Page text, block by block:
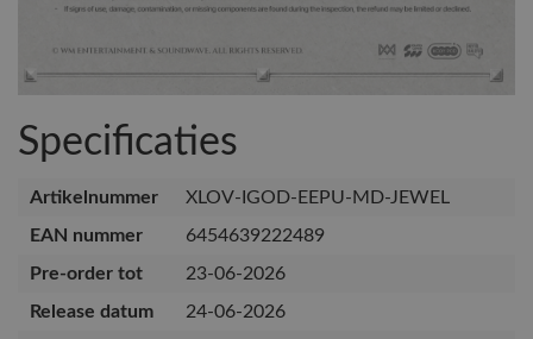
Specificaties
Artikelnummer
XLOV-IGOD-EEPU-MD-JEWEL
EAN nummer
6454639222489
Pre-order tot
23-06-2026
Release datum
24-06-2026